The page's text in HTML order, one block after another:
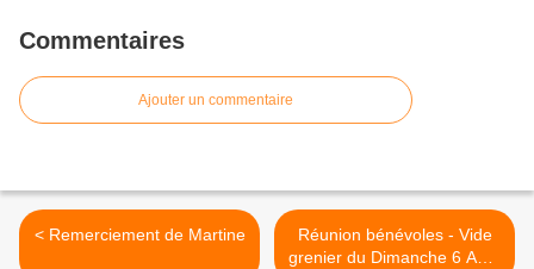
Commentaires
Ajouter un commentaire
< Remerciement de Martine
Réunion bénévoles - Vide
grenier du Dimanche 6 Aout